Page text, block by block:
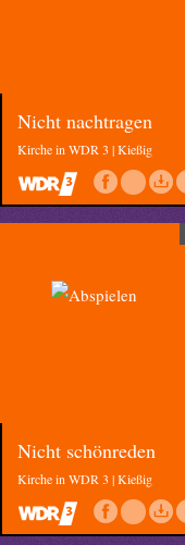
Nicht nachtragen
Kirche in WDR 3 | Kießig
Nicht schönreden
Kirche in WDR 3 | Kießig